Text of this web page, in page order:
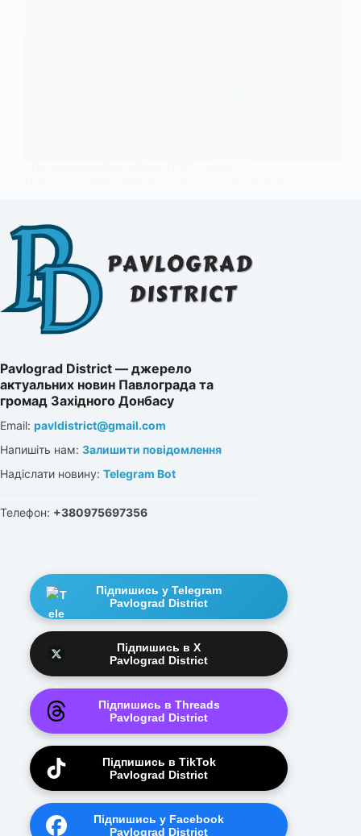
Pavlograd District — джерело
актуальних новин Павлограда та
громад Західного Донбасу
Email: pavldistrict@gmail.com
Напишіть нам: Залишити повідомлення
Надіслати новину: Telegram Bot
Телефон: +380975697356
Підпишись у Telegram
Pavlograd District
Підпишись в X
Pavlograd District
Підпишись в Threads
Pavlograd District
Підпишись в TikTok
Pavlograd District
Підпишись у Facebook
Pavlograd District